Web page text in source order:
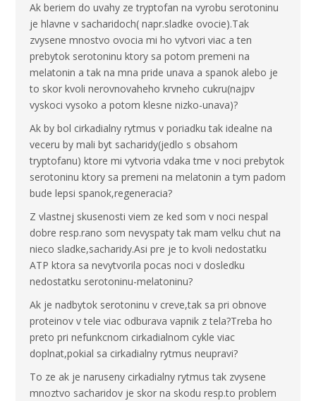
Ak beriem do uvahy ze tryptofan na vyrobu serotoninu
je hlavne v sacharidoch( napr.sladke ovocie).Tak
zvysene mnostvo ovocia mi ho vytvori viac a ten
prebytok serotoninu ktory sa potom premeni na
melatonin a tak na mna pride unava a spanok alebo je
to skor kvoli nerovnovaheho krvneho cukru(najpv
vyskoci vysoko a potom klesne nizko-unava)?
Ak by bol cirkadialny rytmus v poriadku tak idealne na
veceru by mali byt sacharidy(jedlo s obsahom
tryptofanu) ktore mi vytvoria vdaka tme v noci prebytok
serotoninu ktory sa premeni na melatonin a tym padom
bude lepsi spanok,regeneracia?
Z vlastnej skusenosti viem ze ked som v noci nespal
dobre resp.rano som nevyspaty tak mam velku chut na
nieco sladke,sacharidy.Asi pre je to kvoli nedostatku
ATP ktora sa nevytvorila pocas noci v dosledku
nedostatku serotoninu-melatoninu?
Ak je nadbytok serotoninu v creve,tak sa pri obnove
proteinov v tele viac odburava vapnik z tela?Treba ho
preto pri nefunkcnom cirkadialnom cykle viac
doplnat,pokial sa cirkadialny rytmus neupravi?
To ze ak je naruseny cirkadialny rytmus tak zvysene
mnoztvo sacharidov je skor na skodu resp.to problem